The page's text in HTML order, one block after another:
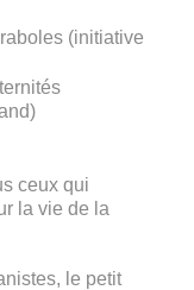
(initiative
ceux qui
la vie de la
le petit